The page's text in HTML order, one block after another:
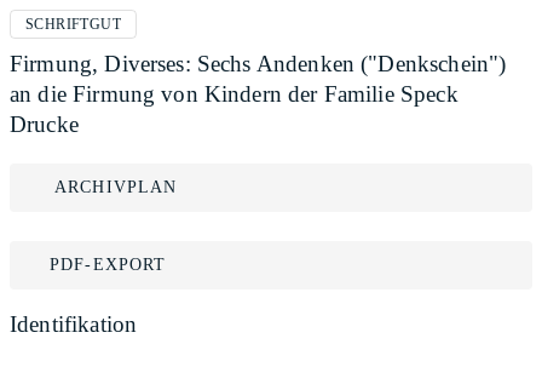
SCHRIFTGUT
Firmung, Diverses: Sechs Andenken ("Denkschein")
an die Firmung von Kindern der Familie Speck
Drucke
ARCHIVPLAN
PDF-EXPORT
Identifikation